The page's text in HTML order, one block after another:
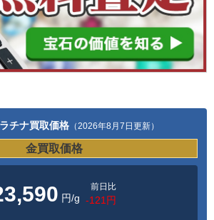
チナ買取価格 （2026年8月7日更新）
金買取価格
円/g
前日比
-121円